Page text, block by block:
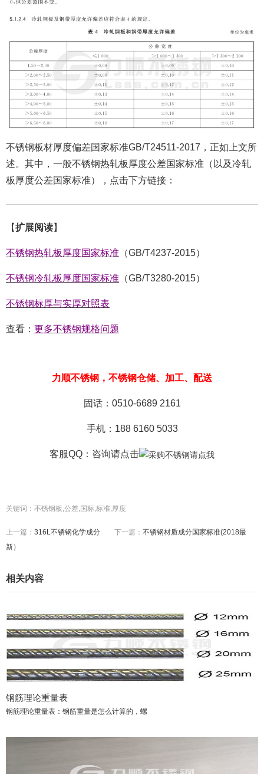
不锈钢板材厚度偏差国家标准GB/T24511-2017，正如上文所
述。其中，一般不锈钢热轧板厚度公差国家标准（以及冷轧
板厚度公差国家标准），点击下方链接：
【扩展阅读】
不锈钢热轧板厚度国家标准 （GB/T4237-2015）
不锈钢冷轧板厚度国家标准 （GB/T3280-2015）
不锈钢标厚与实厚对照表
查看： 更多不锈钢规格问题
力顺不锈钢，不锈钢仓储、加工、配送
固话：0510-6689 2161
手机：188 6160 5033
客服QQ：咨询请点击
关键词：不锈钢板,公差,国标,标准,厚度
上一篇： 316L不锈钢化学成分 下一篇： 不锈钢材质成分国家标准(2018最
新）
相关内容
钢筋理论重量表
钢筋理论重量表：钢筋重量是怎么计算的，螺